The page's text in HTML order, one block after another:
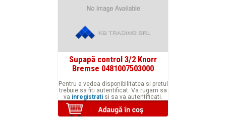
Supapă control 3/2 Knorr
Bremse 0481007503000
Pentru a vedea disponibilitatea si pretul
trebuie sa fiti autentificat. Va rugam sa
va inregistrati si sa va autentificati.